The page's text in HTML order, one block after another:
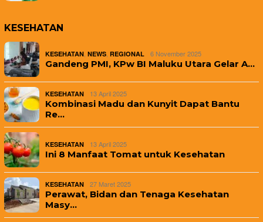
KESEHATAN
KESEHATAN NEWS REGIONAL 6 November 2025
Gandeng PMI, KPw BI Maluku Utara Gelar A…
KESEHATAN 13 April 2025
Kombinasi Madu dan Kunyit Dapat Bantu
Re…
KESEHATAN 13 April 2025
Ini 8 Manfaat Tomat untuk Kesehatan
KESEHATAN 27 Maret 2025
Perawat, Bidan dan Tenaga Kesehatan
Masy…